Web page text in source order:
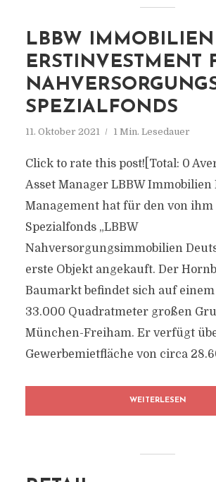
LBBW IMMOBILIEN
ERSTINVESTMENT
SPEZIALFONDS
11. Oktober 2021 1 Min. Lesedauer
Click to rate this post![Total: 0
Asset Manager LBBW
Management hat für den von ihm
Spezialfonds „LBBW
Nahversorgungsimmobilien
erste Objekt angekauft. Der
Baumarkt befindet sich auf
33.000 Quadratmeter großen
München-Freiham. Er verfügt
Gewerbemietfläche von circa
WEITERLESEN